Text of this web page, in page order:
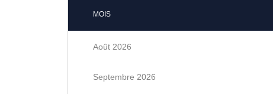
MOIS
Août 2026
Septembre 2026